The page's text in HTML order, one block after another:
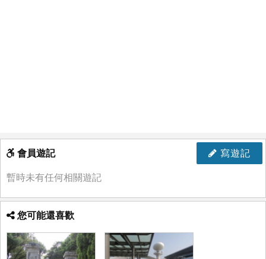
寫遊記
會員遊記
暫時未有任何相關遊記
您可能還喜歡